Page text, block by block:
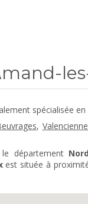
spécialisée en
,
département Nord
est située à